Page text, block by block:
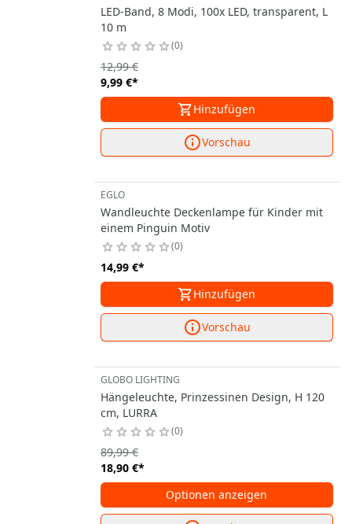
LED-Band, 8 Modi, 100x LED, transparent, L
10 m
0
9,99 €*
12,99 €
Hinzufügen
Vorschau
EGLO
Wandleuchte Deckenlampe für Kinder mit
einem Pinguin Motiv
0
14,99 €*
Hinzufügen
Vorschau
GLOBO LIGHTING
Hängeleuchte, Prinzessinen Design, H 120
cm, LURRA
0
18,90 €*
89,99 €
Optionen anzeigen